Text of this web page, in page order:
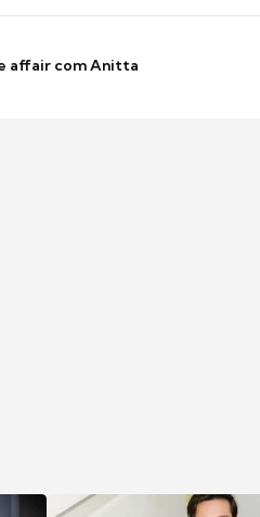
affair com Anitta